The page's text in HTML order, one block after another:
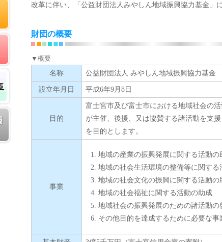
改革に伴い、「公益財団法人みやしん地域振興協力基金」
財団の概要
▼概要
名称
公益財団法人 みやしん地域振興協力基金
設立年月日
平成6年9月8日
目的
富士宮市及び富士市における地域社会の
が主催、後援、又は協賛する諸活動を支
を目的とします。
事業
地域の産業の振興発展に関する活動の
地域の社会生活環境の整備等に関する
地域の社会文化の振興に関する活動の
地域の社会福祉に関する活動の助成
地域社会の振興発展のための諸活動
その他目的を達成するために必要な事